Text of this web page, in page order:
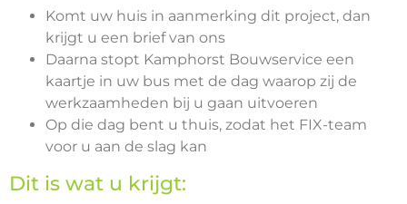
Komt uw huis in aanmerking dit project, dan
krijgt u een brief van ons
Daarna stopt Kamphorst Bouwservice een
kaartje in uw bus met de dag waarop zij de
werkzaamheden bij u gaan uitvoeren
Op die dag bent u thuis, zodat het FIX-team
voor u aan de slag kan
Dit is wat u krijgt: